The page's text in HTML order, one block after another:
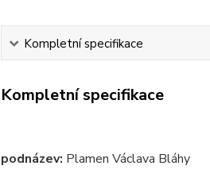
Kompletní specifikace
Kompletní specifikace
podnázev: Plamen Václava Bláhy